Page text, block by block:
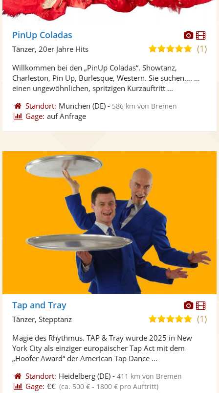
PinUp Coladas
5,0(1)
Tänzer, 20er Jahre Hits
Willkommen bei den „PinUp Coladas“. Showtanz,
Charleston, Pin Up, Burlesque, Western. Sie suchen…. …
einen ungewöhnlichen, spritzigen Kurzauftritt ...
Standort: München (DE) - 586 km von Bremen
Gage: auf Anfrage
Tap and Tray
5,0(1)
Tänzer, Stepptanz
Magie des Rhythmus. TAP & Tray wurde 2025 in New
York City als einziger europäischer Tap Act mit dem
„Hoofer Award“ der American Tap Dance ...
Standort: Heidelberg (DE) -411 km von Bremen
Gage: €€ (ca. 500 € - 1800 € pro Auftritt)